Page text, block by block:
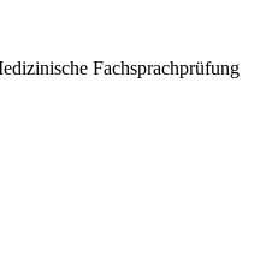
Fachsprachprüfung